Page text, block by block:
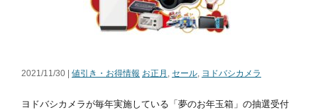
2021/11/30 | 値引き・お得情報 お正月 , セール, ヨドバシカメラ
ヨドバシカメラが毎年実施している「夢のお年玉箱」の抽選受付